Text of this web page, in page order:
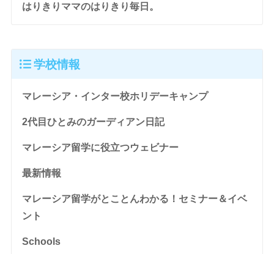
はりきりママのはりきり毎日。
学校情報
マレーシア・インター校ホリデーキャンプ
2代目ひとみのガーディアン日記
マレーシア留学に役立つウェビナー
最新情報
マレーシア留学がとことんわかる！セミナー＆イベ
ント
Schools